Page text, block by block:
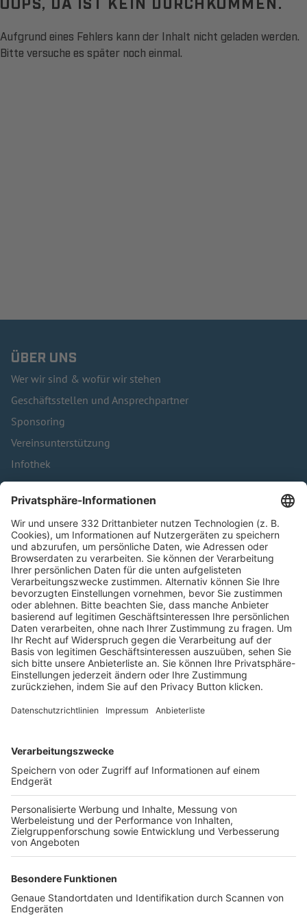
Aufgrund eines Fehlers kann der Inhalt nicht geladen werden.
Bitte versuche es später noch einmal.
ÜBER UNS
Wer wir sind & wofür wir stehen
Geschäftsstellen und Ansprechpartner
Sponsoring
Vereinsunterstützung
Infothek
Kontakt
HÄUFIG BESUCHTE SEITEN
Pässe und Vereinswechsel
Trainerausbildung
Schulungsangebot Vereinsmitarbeiter
BFV-Geschäftsstellen
Trainerbörse
Login SpielPlus
FOLGE DEM BFV
TOP-VEREINE
TOP-PARTNER